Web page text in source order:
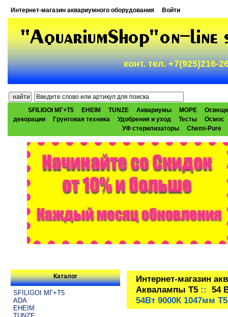
Интернет-магазин аквариумного оборудования Войти
конт. тел. +7(925)216-
SFILIGOI МГ+Т5 EHEIM TUNZE Аквариумы МОРЕ
декорации
Грунтовая техника Удобрения и уход Тесты
Осмос
УФ стерилизаторы
Chemi-Pure
Каталог
SFILIGOI МГ+Т5
ADA
EHEIM
Интернет-магазин
Аквалампы T5:: 54
54Вт 9000К 1047мм